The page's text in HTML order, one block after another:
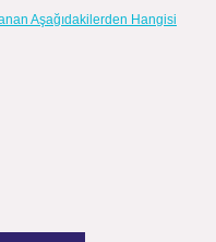
Aşağıdakilerden Hangisi